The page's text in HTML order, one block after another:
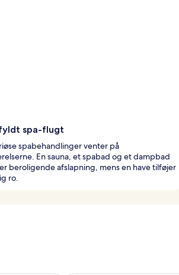
spa-flugt
spabehandlinger venter på
En sauna, et spabad og et dampbad
beroligende afslapning, mens en have tilføjer
ro.